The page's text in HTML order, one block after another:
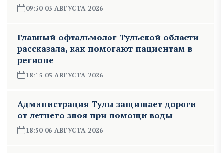
09:30 03 АВГУСТА 2026
Главный офтальмолог Тульской области
рассказала, как помогают пациентам в
регионе
18:15 05 АВГУСТА 2026
Администрация Тулы защищает дороги
от летнего зноя при помощи воды
18:50 06 АВГУСТА 2026